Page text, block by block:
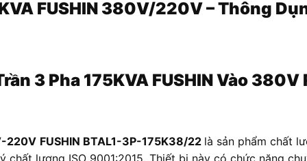
FUSHIN 380V/220V – Thông
3 Pha 175KVA FUSHIN Vào
220V FUSHIN BTAL1-3P-175K38/22 là sản phẩm chất
chất lượng ISO 9001:2015. Thiết bị này có chức năng